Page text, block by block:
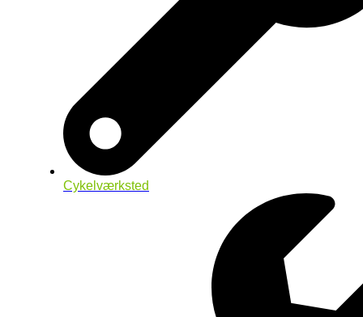
Cykelværksted